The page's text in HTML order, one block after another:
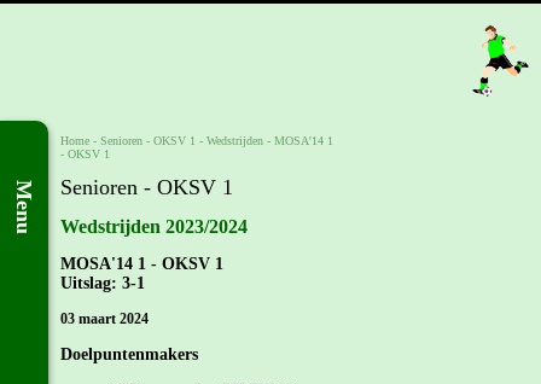
Menu
Home - Senioren - OKSV 1 - Wedstrijden - MOSA'14 1
- OKSV 1
Senioren - OKSV 1
Wedstrijden 2023/2024
MOSA'14 1 - OKSV 1
Uitslag: 3-1
03 maart 2024
Doelpuntenmakers